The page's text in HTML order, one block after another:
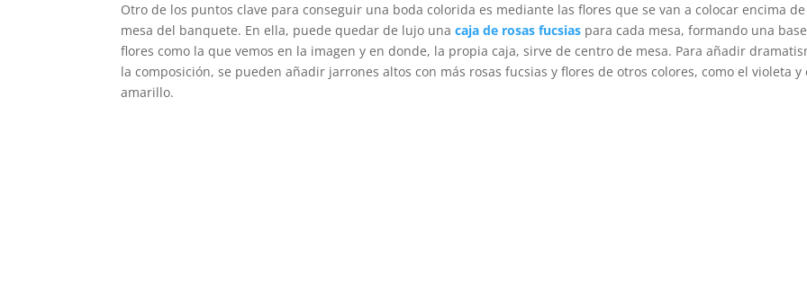
Otro de los puntos clave para conseguir una boda colorida es mediante las flores que se van a colocar encima
mesa del banquete. En ella, puede quedar de lujo unacaja de rosas fucsias para cada mesa, formando una
flores como la que vemos en la imagen y en donde, la propia caja, sirve de centro de mesa. Para añadir
la composición, se pueden añadir jarrones altos con más rosas fucsias y flores de otros colores, como el violeta y
amarillo.